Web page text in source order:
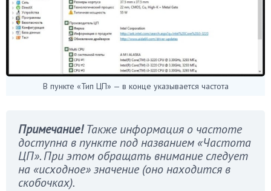
В пункте «Тип ЦП» — в конце указывается частота
Примечание!Также информация о частоте
доступна в пункте под названием «Частота
ЦП». При этом обращать внимание следует
на «исходное» значение (оно находится в
скобочках).